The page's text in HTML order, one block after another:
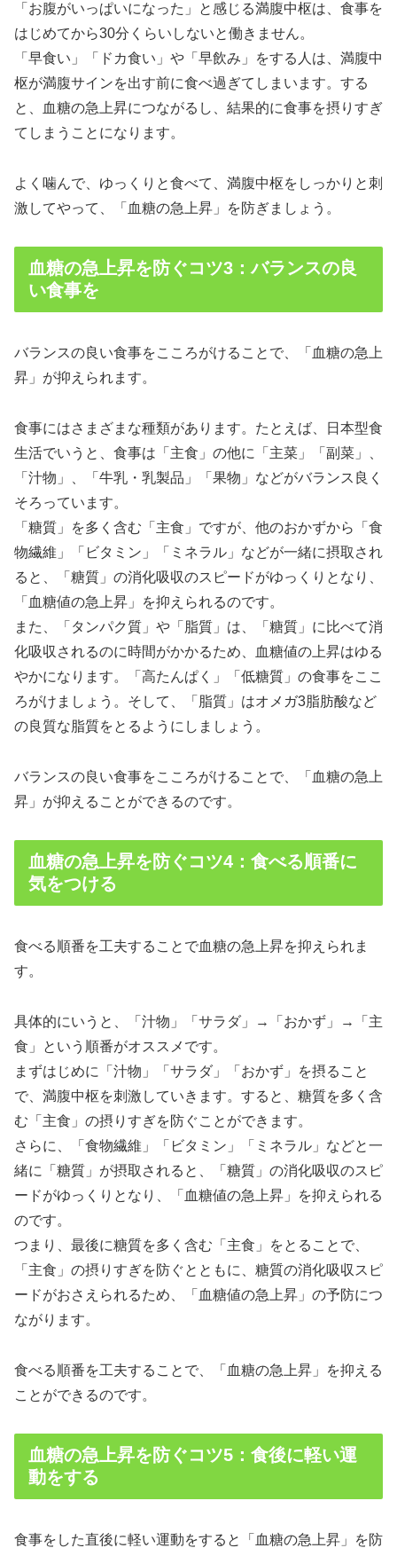
「お腹がいっぱいになった」と感じる満腹中枢は、食事を
はじめてから30分くらいしないと働きません。
「早食い」「ドカ食い」や「早飲み」をする人は、満腹中
枢が満腹サインを出す前に食べ過ぎてしまいます。する
と、血糖の急上昇につながるし、結果的に食事を摂りすぎ
てしまうことになります。
よく噛んで、ゆっくりと食べて、満腹中枢をしっかりと刺
激してやって、「血糖の急上昇」を防ぎましょう。
血糖の急上昇を防ぐコツ3：バランスの良
い食事を
バランスの良い食事をこころがけることで、「血糖の急上
昇」が抑えられます。
食事にはさまざまな種類があります。たとえば、日本型食
生活でいうと、食事は「主食」の他に「主菜」「副菜」、
「汁物」、「牛乳・乳製品」「果物」などがバランス良く
そろっています。
「糖質」を多く含む「主食」ですが、他のおかずから「食
物繊維」「ビタミン」「ミネラル」などが一緒に摂取され
ると、「糖質」の消化吸収のスピードがゆっくりとなり、
「血糖値の急上昇」を抑えられるのです。
また、「タンパク質」や「脂質」は、「糖質」に比べて消
化吸収されるのに時間がかかるため、血糖値の上昇はゆる
やかになります。「高たんぱく」「低糖質」の食事をここ
ろがけましょう。そして、「脂質」はオメガ3脂肪酸など
の良質な脂質をとるようにしましょう。
バランスの良い食事をこころがけることで、「血糖の急上
昇」が抑えることができるのです。
血糖の急上昇を防ぐコツ4：食べる順番に
気をつける
食べる順番を工夫することで血糖の急上昇を抑えられま
す。
具体的にいうと、「汁物」「サラダ」→「おかず」→「主
食」という順番がオススメです。
まずはじめに「汁物」「サラダ」「おかず」を摂ること
で、満腹中枢を刺激していきます。すると、糖質を多く含
む「主食」の摂りすぎを防ぐことができます。
さらに、「食物繊維」「ビタミン」「ミネラル」などと一
緒に「糖質」が摂取されると、「糖質」の消化吸収のスピ
ードがゆっくりとなり、「血糖値の急上昇」を抑えられる
のです。
つまり、最後に糖質を多く含む「主食」をとることで、
「主食」の摂りすぎを防ぐとともに、糖質の消化吸収スピ
ードがおさえられるため、「血糖値の急上昇」の予防につ
ながります。
食べる順番を工夫することで、「血糖の急上昇」を抑える
ことができるのです。
血糖の急上昇を防ぐコツ5：食後に軽い運
動をする
食事をした直後に軽い運動をすると「血糖の急上昇」を防